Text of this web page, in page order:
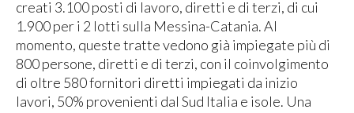
creati 3.100 posti di lavoro, diretti e di terzi, di cui
1.900 per i 2 lotti sulla Messina-Catania. Al
momento, queste tratte vedono già impiegate più di
800 persone, diretti e di terzi, con il coinvolgimento
di oltre 580 fornitori diretti impiegati da inizio
lavori, 50% provenienti dal Sud Italia e isole. Una